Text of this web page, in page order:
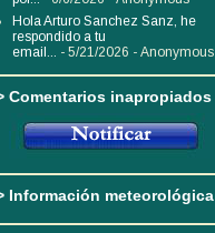
Hola Arturo Sanchez Sanz, he
respondido a tu
email... - 5/21/2026 - Anonymous
Comentarios inapropiados
Información meteorológica